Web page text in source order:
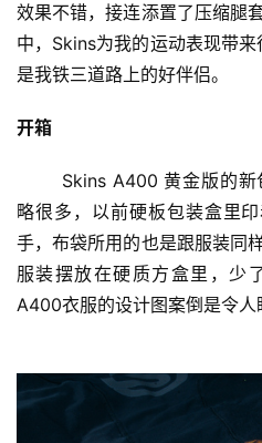
效果不错，接连添置了压缩腿
中，Skins为我的运动表现带
是我铁三道路上的好伴侣。
开箱
略很多，以前硬板包装盒里
手，布袋所用的也是跟服装同
服装摆放在硬质方盒里，少
A400衣服的设计图案倒是令人